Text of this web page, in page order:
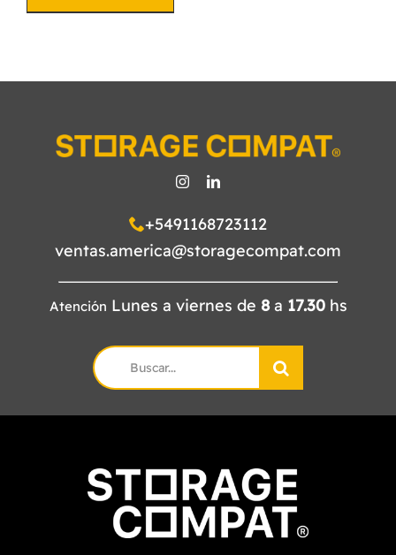
+5491168723112
ventas.america@storagecompat.com
Atención Lunes a viernes de 8a 17.30hs
Search
for: